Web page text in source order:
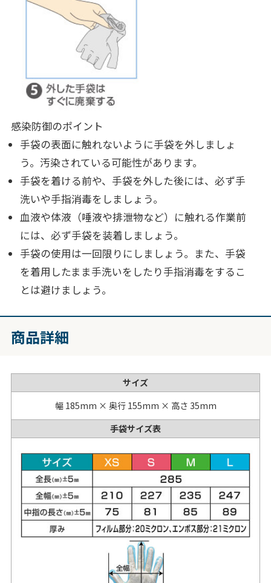
感染防御のポイント
手袋の表面に触れないように手袋を外しましょ
う。汚染されている可能性があります。
手袋を着ける前や、手袋を外した後には、必ず手
洗いや手指消毒をしましょう。
血液や体液（唾液や排泄物など）に触れる作業前
には、必ず手袋を装着しましょう。
手袋の使用は一回限りにしましょう。また、手袋
を着用したまま手洗いをしたり手指消毒をするこ
とは避けましょう。
商品詳細
サイズ
幅 185mm × 奥行 155mm × 高さ 35mm
手袋サイズ表